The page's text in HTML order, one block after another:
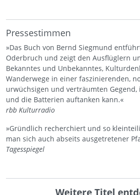
Pressestimmen
»Das Buch von Bernd Siegmund
Oderbruch und zeigt den Ausflüglern
Bekanntes und Unbekanntes,
Wanderwege in einer faszinierenden,
urwüchsigen und verträumten
und die Batterien auftanken kann.«
rbb Kulturradio
»Gründlich recherchiert und so
man sich auch abseits ausgetretener
Tagesspiegel